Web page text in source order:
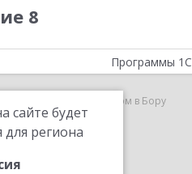
8
сайте будет
региона
Программы 1С
1С-Такском в Бору
Такском